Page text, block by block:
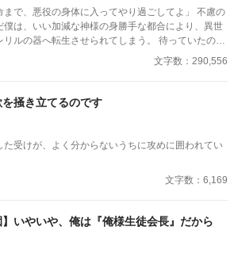
前、俺から逃げるな」 颯斗の言葉
動く。 転生×学園ラブコメ×じわじわ迫
、悠真が「本当に選ぶべきもの」を見つける物語。
つてブラック企業で心を擦り減ら
“自由すぎる”世界は、ふたりの関係を少しずつ揺
。 「付き合ってるけど、誰にも言っていない」 その
ける日々、 そして自分で自分を苦しめていた“頑張
たくても甘えられない―― そんな悠真の隣で、颯斗
し伸べ続ける。 過去に縛られていた悠真
ゃんと。
まで、悪役の身体に入ってやり過ごしてよ」 不慮の
僕は、いい加減な神様の身勝手な都合により、異世
の器へ転生させられてしまう。 待っていたの
で過ごし、魔力を搾取され続ける孤独な日々。だ
る強面の辺境伯・ヨハンが運んでくる薪や食事、
穏やかな時間は長くは続かない。魔力を捧げるたび
込む本物のレリルの記憶と領地を襲う未曾有の魔物
は混乱する中、魔石化するという残酷な決断を下そ
。
文字数：290,556
掻き立てるのです
た受けが、よく分からないうちに攻めに囲われてい
文字数：6,169
】いやいや、俺は『俺様生徒会長』だから